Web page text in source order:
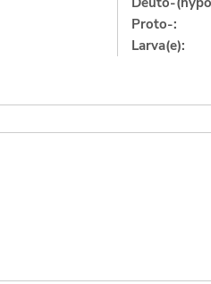
Proto-:
Larva(e):